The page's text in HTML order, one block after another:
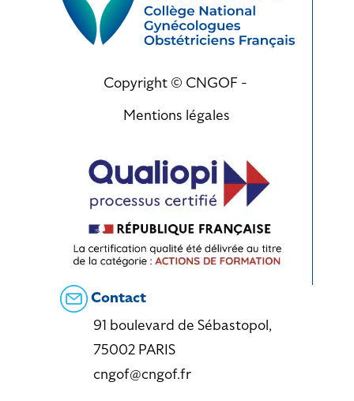
Copyright © CNGOF -
Mentions légales
Contact
91 boulevard de Sébastopol,
75002 PARIS
cngof@cngof.fr